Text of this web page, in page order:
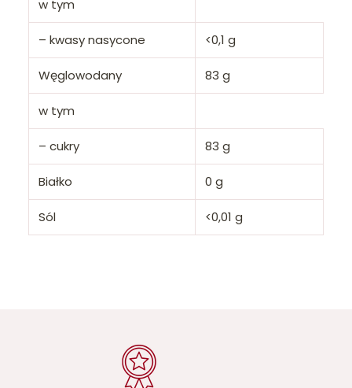
w tym
– kwasy nasycone <0,1 g
Węglowodany 83 g
w tym
– cukry 83 g
Białko 0 g
Sól <0,01 g